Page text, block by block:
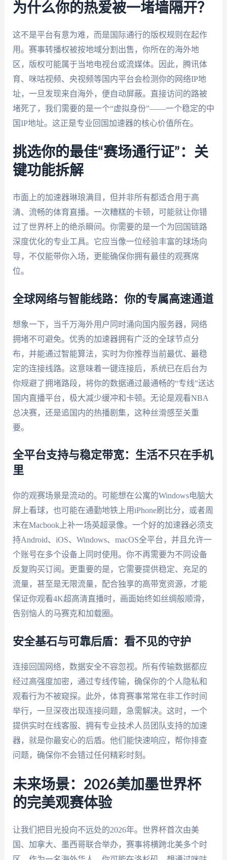
为什么你的热爱被一堵墙隔开？
这不是平台有意为难，而是国际通行的版权规则在起作
用。赛事转播权被按地域分割出售，你所在的海外地
区，版权可能属于当地电视台或流媒体。因此，腾讯体
育、咪咕视频、央视频等国内平台会检测你的网络IP地
址，一旦发现来自海外，便自动屏蔽。直接访问的路被
堵死了，我们需要的是一个“虚拟身份”——一个稳定的中
国IP地址。这正是专业回国加速器的核心价值所在。
挑选你的最佳“赛场通行证”：关
键功能拆解
市面上的加速器琳琅满目，但并非所有都适合用于高
清、流畅的体育直播。一次糟糕的卡顿，可能就让你错
过了世界杯上的绝杀瞬间。你需要的是一个为回国链路
深度优化的专业工具。它应当像一位经验丰富的球场向
导，不仅能带你入场，更能确保你拥有最佳的观赛席
位。
全球网络与智能线路：你的专属高速通道
想象一下，当千万海外用户同时涌向国内服务器，网络
拥堵不可避免。优秀的加速器拥有广泛的全球节点分
布，并能通过智能算法，实时为你推荐当前最优、最稳
定的连接线路。这意味着一键连接后，系统已在后台为
你规避了拥堵路段，将你的数据通过最通畅的“专线”送达
国内直播平台，极大减少缓冲和卡顿。无论是观看NBA
总决赛，还是追国内的热播剧集，这种丝滑感至关重
要。
全平台支持与稳定带宽：生活不只在手机
里
你的观赛场景是流动的。可能想在公寓的Windows电脑大
屏上看球，也可能在通勤地铁上用iPhone刷比分，或者周
末在Macbook上补一场英超录像。一个好的加速器必须支
持Android、iOS、Windows、macOS全平台，并且允许一
个账号在多个设备上同时使用。你不再需要为不同设备
反复购买订阅。更重要的是，它需要提供稳定、充足的
流量，甚至是无限流量，配合独享的高带宽资源，才能
保证你观看4K超高清直播时，画面始终如丝绸般顺滑，
告别恼人的马赛克和加载圈。
安全基石与可靠后盾：看不见的守护
连接回国网络，数据安全不容忽视。所有传输数据都应
经过高强度加密，通过专线传输，确保你的个人隐私和
观看行为不被窥探。此外，体育赛事常常在非工作时间
举行，一旦深夜出现连接问题，急需解决。这时，一个
提供实时在线客服、拥有专业技术人员团队支持的加速
器，就是你最安心的后盾。他们能快速响应，帮你排查
问题，确保你不会错过任何精彩时刻。
未来场景：2026美加墨世界杯
的完美观赛体验
让我们把目光投向不远处的2026年。世界杯首次由美
国、加拿大、墨西哥联合举办，赛事将横跨北美多个时